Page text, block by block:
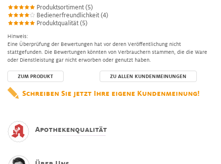
Produktsortiment (5)
Bedienerfreundlichkeit (4)
Produktqualität (5)
Hinweis:
Eine Überprüfung der Bewertungen hat vor deren Veröffentlichung nicht
stattgefunden. Die Bewertungen könnten von Verbrauchern stammen, die die Ware
oder Dienstleistung gar nicht erworben oder genutzt haben.
ZUM PRODUKT ZU ALLEN KUNDENMEINUNGEN
Schreiben Sie jetzt Ihre eigene Kundenmeinung!
Apothekenqualität